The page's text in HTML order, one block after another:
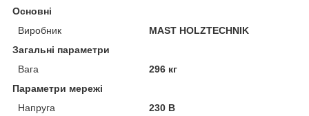
Основні
Виробник
MAST HOLZTECHNIK
Загальні параметри
Вага
296 кг
Параметри мережі
Напруга
230 В